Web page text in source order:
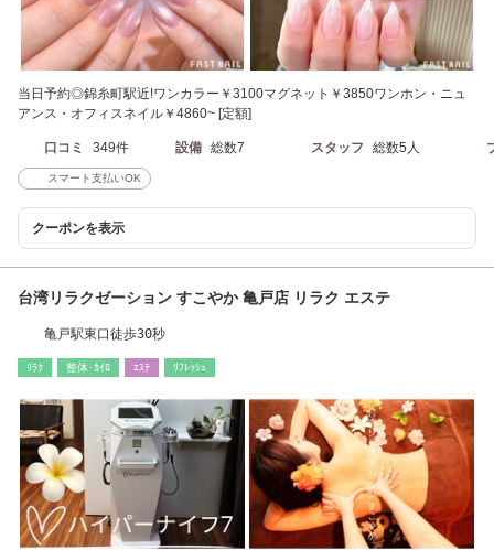
当日予約◎錦糸町駅近!ワンカラー￥3100マグネット￥3850ワンホン・ニュ
アンス・オフィスネイル￥4860~ [定額]
口コミ 349件 設備 総数7 スタッフ 総数5人
スマート支払いOK
クーポンを表示
台湾リラクゼーション すこやか 亀戸店 リラク エステ
亀戸駅東口徒歩30秒
ﾘﾗｸ 整体･ｶｲﾛ ｴｽﾃ ﾘﾌﾚｯｼｭ